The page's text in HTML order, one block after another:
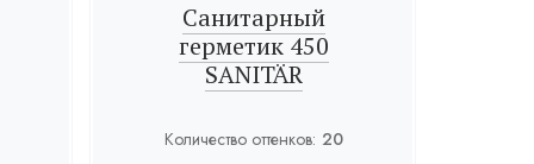
Санитарный
герметик 450
SANITÄR
Количество оттенков: 20